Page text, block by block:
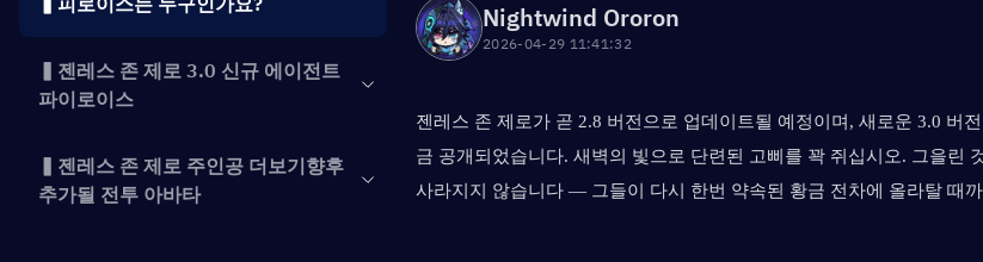
▍젠레스 존 제로 3.0 신규 에이전트
파이로이스
▍젠레스 존 제로 주인공 더보기향후
추가될 전투 아바타
Nightwind Ororon
2026-04-29 11:41:32
젠레스 존 제로가 곧 2.8 버전으로 업데이트될 예정이며, 새로운 3.0 버전
금 공개되었습니다. 새벽의 빛으로 단련된 고삐를 꽉 쥐십시오. 그을린
사라지지 않습니다 — 그들이 다시 한번 약속된 황금 전차에 올라탈 때